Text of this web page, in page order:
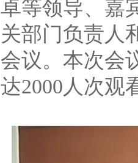
卓等领导、嘉
关部门负责人
会议。本次会
达2000人次观